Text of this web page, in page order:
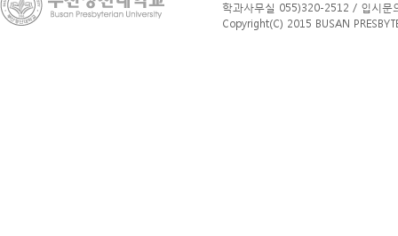
학과사무실 055)320-2512 / 입시
Copyright(C) 2015 BUSAN